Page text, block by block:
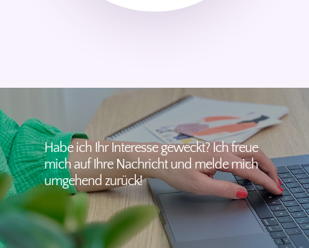
Habe ich Ihr Interesse geweckt? Ich freue
mich auf Ihre Nachricht und melde mich
umgehend zurück!